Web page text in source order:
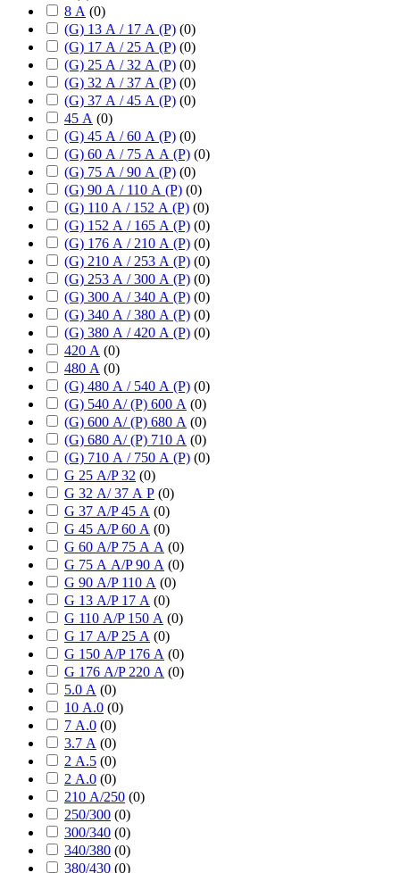
8 А (0)
(G) 13 А / 17 А (P) (0)
(G) 17 А / 25 А (P) (0)
(G) 25 А / 32 А (P) (0)
(G) 32 А / 37 А (P) (0)
(G) 37 А / 45 А (P) (0)
45 А (0)
(G) 45 А / 60 А (P) (0)
(G) 60 А / 75 А А (P) (0)
(G) 75 А / 90 А (P) (0)
(G) 90 А / 110 А (P) (0)
(G) 110 А / 152 А (P) (0)
(G) 152 А / 165 А (P) (0)
(G) 176 А / 210 А (P) (0)
(G) 210 А / 253 А (P) (0)
(G) 253 А / 300 А (P) (0)
(G) 300 А / 340 А (P) (0)
(G) 340 А / 380 А (P) (0)
(G) 380 А / 420 А (P) (0)
420 А (0)
480 А (0)
(G) 480 А / 540 А (P) (0)
(G) 540 А/ (P) 600 А (0)
(G) 600 А/ (P) 680 А (0)
(G) 680 А/ (P) 710 А (0)
(G) 710 А / 750 А (P) (0)
G 25 А/P 32 (0)
G 32 А/ 37 А P (0)
G 37 А/P 45 А (0)
G 45 А/P 60 А (0)
G 60 А/P 75 А А (0)
G 75 А А/P 90 А (0)
G 90 А/P 110 А (0)
G 13 А/P 17 А (0)
G 110 А/P 150 А (0)
G 17 А/P 25 А (0)
G 150 А/P 176 А (0)
G 176 А/P 220 А (0)
5.0 А (0)
10 А.0 (0)
7 А.0 (0)
3.7 А (0)
2 А.5 (0)
2 А.0 (0)
210 А/250 (0)
250/300 (0)
300/340 (0)
340/380 (0)
380/430 (0)